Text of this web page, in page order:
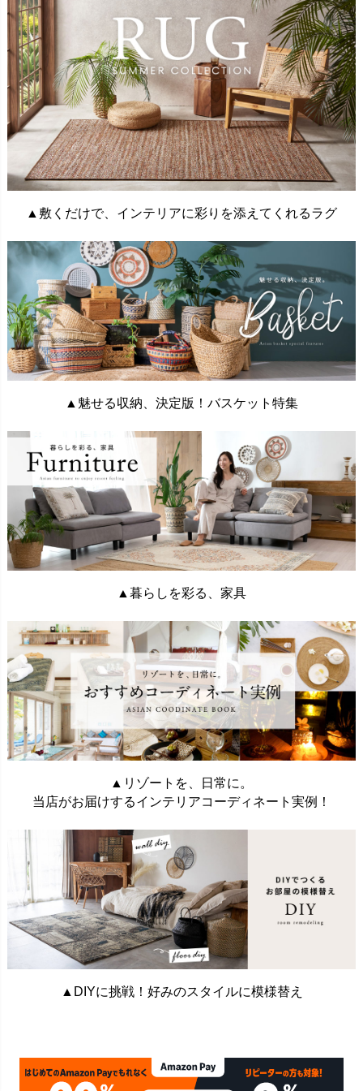
▲敷くだけで、インテリアに彩りを添えてくれるラグ
▲魅せる収納、決定版！バスケット特集
▲暮らしを彩る、家具
▲リゾートを、日常に。
当店がお届けするインテリアコーディネート実例！
▲DIYに挑戦！好みのスタイルに模様替え